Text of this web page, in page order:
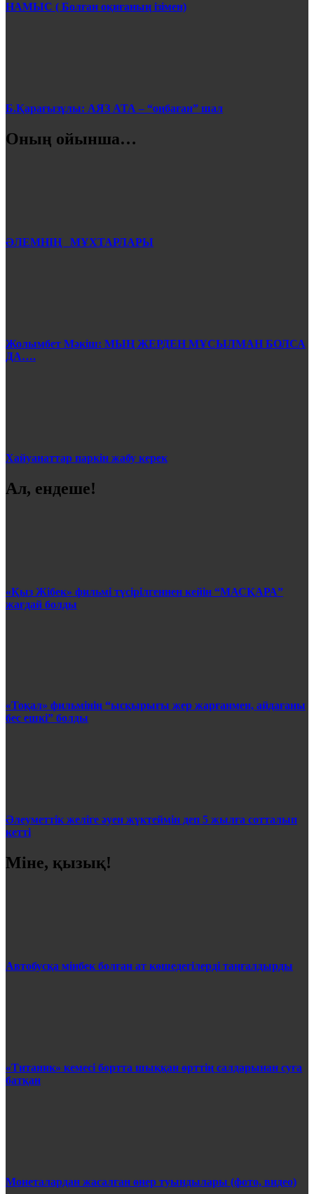
НАМЫС ( Болған оқиғаның ізімен)
Б.Қарағызұлы: АЯЗ АТА – “оңбаған” шал
Оның ойынша…
ӘЛЕМНІҢ МҰХТАРЛАРЫ
Жолымбет Мәкіш: МЫҢ ЖЕРДЕН МҰСЫЛМАН БОЛСА
ДА….
Хайуанаттар паркін жабу керек
Ал, ендеше!
«Қыз Жібек» фильмі түсірілгеннен кейін “МАСҚАРА”
жағдай болды
«Тоқал» фильмінің “ысқырығы жер жарғанмен, айдағаны
бес ешкі” болды
Әлеуметтік желіге әуен жүктеймін деп 5 жылға сотталып
кетті
Міне, қызық!
Автобусқа мінбек болған ат көшедегілерді таңғалдырды
«Титаник» кемесі бортта шыққан өрттің салдарынан суға
батқан
Монеталардан жасалған өнер туындылары (фото, видео)